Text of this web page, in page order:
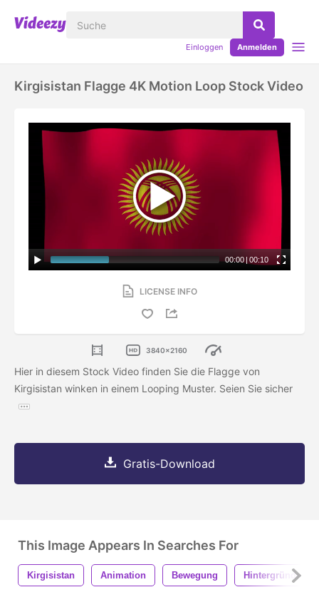
Einloggen Anmelden
Kirgisistan Flagge 4K Motion Loop Stock Video
00:00 | 00:10
LICENSE INFO
3840x2160
Hier in diesem Stock Video finden Sie die Flagge von
Kirgisistan winken in einem Looping Muster. Seien Sie sicher
Gratis-Download
This Image Appears In Searches For
Kirgisistan Animation Bewegung Hintergründe